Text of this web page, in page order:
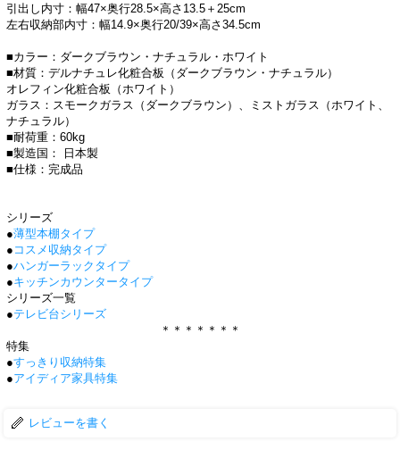
引出し内寸：幅47×奥行28.5×高さ13.5＋25cm
左右収納部内寸：幅14.9×奥行20/39×高さ34.5cm
■カラー：ダークブラウン・ナチュラル・ホワイト
■材質：デルナチュレ化粧合板（ダークブラウン・ナチュラル）
オレフィン化粧合板（ホワイト）
ガラス：スモークガラス（ダークブラウン）、ミストガラス（ホワイト、
ナチュラル）
■耐荷重：60kg
■製造国： 日本製
■仕様：完成品
シリーズ
●薄型本棚タイプ
● コスメ収納タイプ
●ハンガーラックタイプ
●キッチンカウンタータイプ
シリーズ一覧
●テレビ台シリーズ
＊＊＊＊＊＊＊
特集
●すっきり収納特集
●アイディア家具特集
レビューを書く